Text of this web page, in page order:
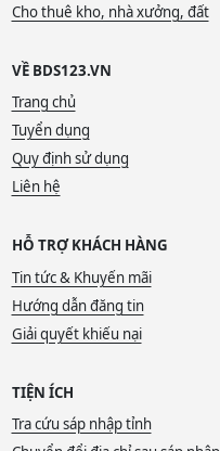
Cho thuê kho, nhà xưởng, đất
VỀ BDS123.VN
Trang chủ
Tuyển dụng
Quy định sử dụng
Liên hệ
HỖ TRỢ KHÁCH HÀNG
Tin tức & Khuyến mãi
Hướng dẫn đăng tin
Giải quyết khiếu nại
TIỆN ÍCH
Tra cứu sáp nhập tỉnh